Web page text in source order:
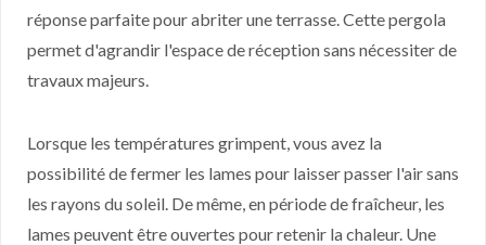
réponse parfaite pour abriter une terrasse. Cette pergola
permet d'agrandir l'espace de réception sans nécessiter de
travaux majeurs.
Lorsque les températures grimpent, vous avez la
possibilité de fermer les lames pour laisser passer l'air sans
les rayons du soleil. De même, en période de fraîcheur, les
lames peuvent être ouvertes pour retenir la chaleur. Une